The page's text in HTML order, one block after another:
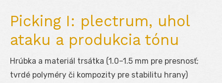
Picking I: plectrum, uhol
ataku a produkcia tónu
Hrúbka a materiál trsátka (1.0–1.5 mm pre presnosť;
tvrdé polyméry či kompozity pre stabilitu hrany)